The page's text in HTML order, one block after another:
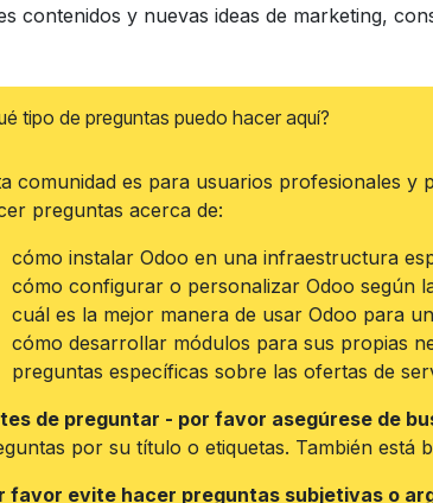
contenidos y nuevas ideas de marketing,
tipo de preguntas puedo hacer aquí?
comunidad es para usuarios profesionales
preguntas acerca de:
cómo instalar Odoo en una infraestructura
cómo configurar o personalizar Odoo según
cuál es la mejor manera de usar Odoo para
cómo desarrollar módulos para sus propias
preguntas específicas sobre las ofertas de
de preguntar - por favor asegúrese de
por su título o etiquetas. También está
favor evite hacer preguntas subjetivas o